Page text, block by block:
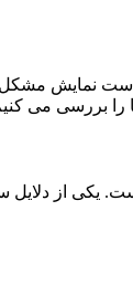
است نمایش
بررسی می
یکی از دلایل